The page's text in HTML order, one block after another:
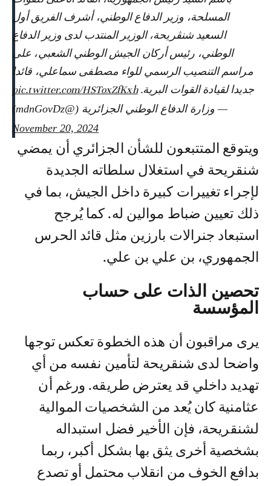
المسلحة، وزير الدفاع الوطني، أشرف الفريق أول
السعيد شنڨريحة، الوزير المنتدب لدى وزير الدفاع
الوطني، رئيس أركان الجيش الوطني الشعبي، على
مراسم التنصيب الرسمي للواء مصطفى سماعلي، قائدا
جديدا لقيادة القوات البرية.pic.twitter.com/HSToxZfKxh
— وزارة الدفاع الوطني الجزائرية (@mdnGovDz)
November 20, 2024
ويتوقع المتتبعون للشأن الجزائري أن يمضي
شنقريحة في استغلال سلطاته الجديدة
لإجراء تغييرات كبيرة داخل الجيش، بما في
ذلك تعيين ضباط موالين له. كما يُرجح
استبعاد جنرالات بارزين مثل قائد الحرس
الجمهوري، بن علي بن علي.
تحصين الذات على حساب
المؤسسة
يرى مراقبون أن هذه الخطوة تعكس توجها
واضحا لدى شنقريحة لتأمين نفسه من أي
تهديد داخلي قد يعترض طريقه. ورغم أن
عثامنية كان يُعد من الشخصيات الموالية
لشنقريحة، فإن الأخير فضل استبداله
بشخصية أخرى يثق بها بشكل أكبر، ربما
بدافع الخوف من انقلاب محتمل أو تصدع